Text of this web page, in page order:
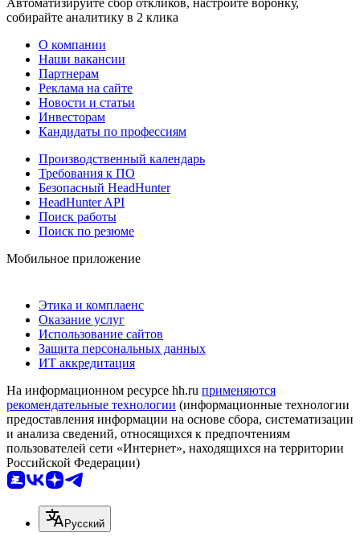
собирайте аналитику в 2 клика
О компании
Наши вакансии
Партнерам
Реклама на сайте
Новости и статьи
Инвесторам
Кандидаты по профессиям
Производственный календарь
Требования к ПО
Безопасный HeadHunter
HeadHunter API
Поиск работы
Поиск по резюме
Мобильное приложение
Этика и комплаенс
Оказание услуг
Использование сайтов
Защита персональных данных
ИТ аккредитация
На информационном ресурсе hh.ru применяются
рекомендательные технологии (информационные технологии
предоставления информации на основе сбора, систематизации
и анализа сведений, относящихся к предпочтениям
пользователей сети «Интернет», находящихся на территории
Российской Федерации)
Русский